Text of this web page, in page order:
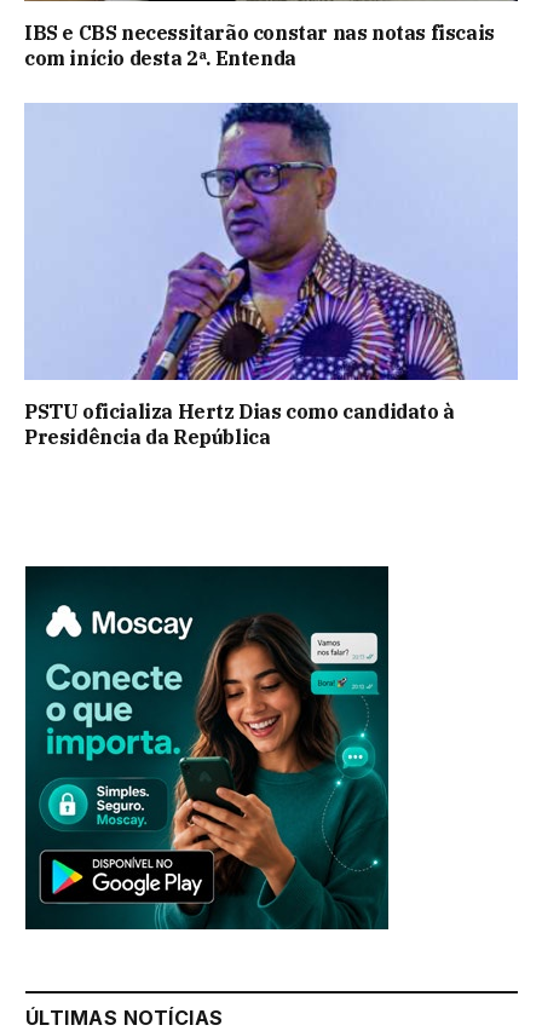
IBS e CBS necessitarão constar nas notas fiscais
com início desta 2ª. Entenda
PSTU oficializa Hertz Dias como candidato à
Presidência da República
ÚLTIMAS NOTÍCIAS